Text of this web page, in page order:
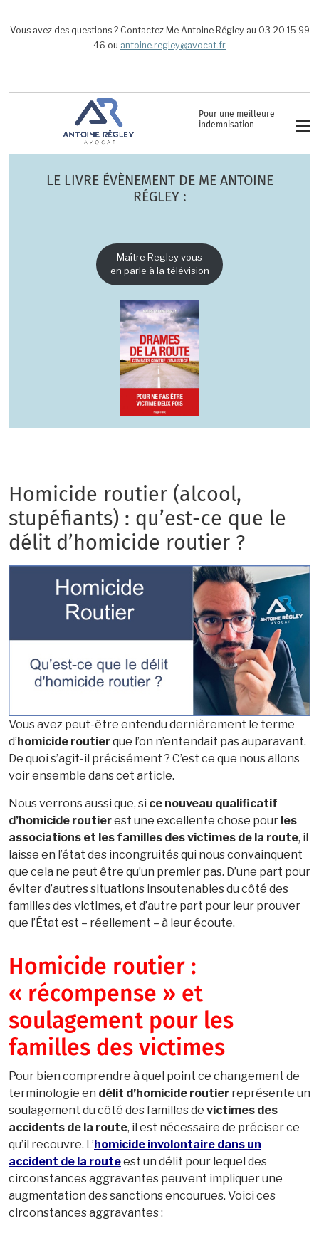
Vous avez des questions ? Contactez Me Antoine Régley au 03 20 15 99
46 ou antoine.regley@avocat.fr
Pour une meilleure
indemnisation
LE LIVRE ÉVÈNEMENT DE ME ANTOINE
RÉGLEY :
Maître Regley vous
en parle à la télévision
Homicide routier (alcool,
stupéfiants) : qu’est-ce que le
délit d’homicide routier ?
Vous avez peut-être entendu dernièrement le terme
d’ homicide routierque l’on n’entendait pas auparavant.
De quoi s’agit-il précisément ? C’est ce que nous allons
voir ensemble dans cet article.
Nous verrons aussi que, si ce nouveau qualificatif
d’homicide routierest une excellente chose pour les
associations et les familles des victimes de la route, il
laisse en l’état des incongruités qui nous convainquent
que cela ne peut être qu’un premier pas. D’une part pour
éviter d’autres situations insoutenables du côté des
familles des victimes, et d’autre part pour leur prouver
que l’État est – réellement – à leur écoute.
Homicide routier :
« récompense » et
soulagement pour les
familles des victimes
Pour bien comprendre à quel point ce changement de
terminologie en délit d’homicide routier représente un
soulagement du côté des familles de victimes des
accidents de la route, il est nécessaire de préciser ce
qu’il recouvre. L’ homicide involontaire dans un
accident de la routeest un délit pour lequel des
circonstances aggravantes peuvent impliquer une
augmentation des sanctions encourues. Voici ces
circonstances aggravantes :